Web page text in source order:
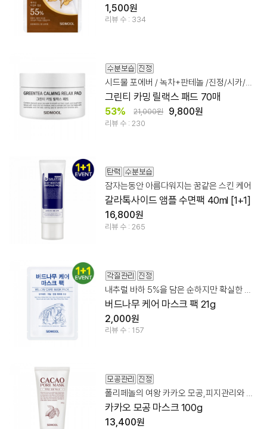
1,500원
리뷰 수 : 334
시드물 포에버 / 녹차+판테놀 /진정/시카/수분/토닝/
그린티 카밍 릴랙스 패드 70매
53% 21,000원 9,800원
리뷰 수 : 230
잠자는동안 아름다워지는 꿈같은 스킨 케어
갈라톡사이드 앰플 수면팩 40ml [1+1]
16,800원
리뷰 수 : 265
내추럴 바하 5%을 담은 순하지만 확실한 각질 + 모공 정돈!
버드나무 케어 마스크 팩 21g
2,000원
리뷰 수 : 157
폴리페놀의 여왕 카카오 모공,피지관리와 진정을 동시에!
카카오 모공 마스크 100g
13,400원